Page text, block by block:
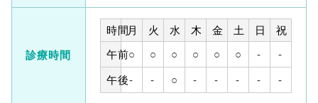
診療時間
時間月 火 水 木 金 土 日
祝
午前○ ○ ○ ○ ○ ○ - -
午後- - ○ - - - - -